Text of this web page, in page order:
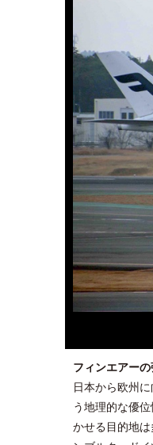
フィンエアー
日本から欧州
う地理的な優
かせる目的地